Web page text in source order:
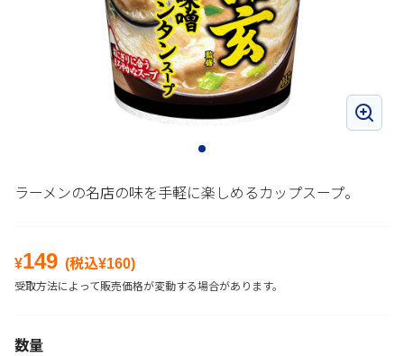
ラーメンの名店の味を手軽に楽しめるカップスープ。
¥149 (税込¥160)
受取方法によって販売価格が変動する場合があります。
数量